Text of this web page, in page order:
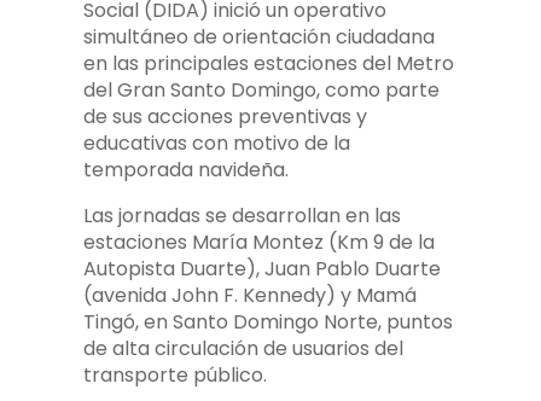
Social (DIDA) inició un operativo
simultáneo de orientación ciudadana
en las principales estaciones del Metro
del Gran Santo Domingo, como parte
de sus acciones preventivas y
educativas con motivo de la
temporada navideña.
Las jornadas se desarrollan en las
estaciones María Montez (Km 9 de la
Autopista Duarte), Juan Pablo Duarte
(avenida John F. Kennedy) y Mamá
Tingó, en Santo Domingo Norte, puntos
de alta circulación de usuarios del
transporte público.